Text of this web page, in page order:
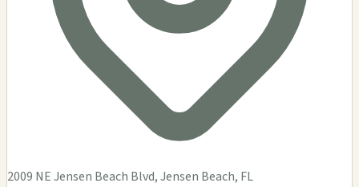
2009 NE Jensen Beach Blvd, Jensen Beach, FL